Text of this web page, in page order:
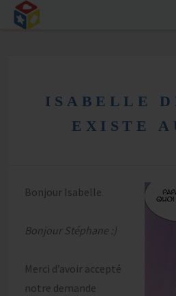
contenuISABELLE
EXISTE
Bonjour Isabelle
Bonjour Stéphane :)
Merci d’avoir accepté
notre demande